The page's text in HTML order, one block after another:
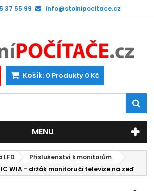
37 55 99 info@stolnipocitace.cz
Košík: 0 Produkty 0 Kč
MENU
LFD
Příslušenství k monitorům
W1A - držák monitoru či televize na zeď